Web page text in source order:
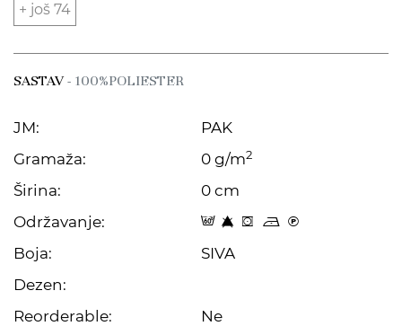
+ još 74
SASTAV- 100%POLIESTER
JM:
PAK
Gramaža:
0 g/m2
Širina:
0 cm
Održavanje:
9 8 f o C
Boja:
SIVA
Dezen:
Reorderable:
Ne